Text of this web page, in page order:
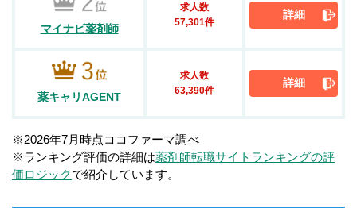
マイナビ薬剤師
求人数
57,301件
詳細
薬キャリAGENT
求人数
63,390件
詳細
※2026年7月時点ココファーマ調べ
※ランキング評価の詳細は薬剤師転職サイトランキングの評
価ロジックで紹介しています。